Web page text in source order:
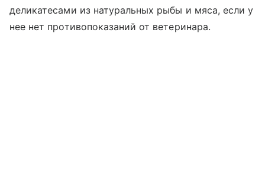
деликатесами из натуральных рыбы и мяса, если у
нее нет противопоказаний от ветеринара.